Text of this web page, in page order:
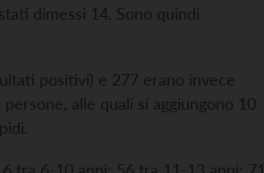
dimessi 14. Sono quindi
positivi) e 277 erano invece
alle quali si aggiungono 10